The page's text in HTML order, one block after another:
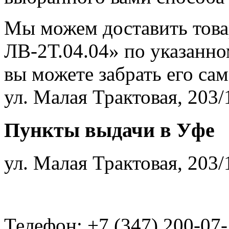
Мы можем доставить
ЛВ-2Т.04.04» по
вы можете забрать его
ул. Малая Трактовая, 203/
Пункты выдачи в Уфе
ул. Малая Трактовая, 203/